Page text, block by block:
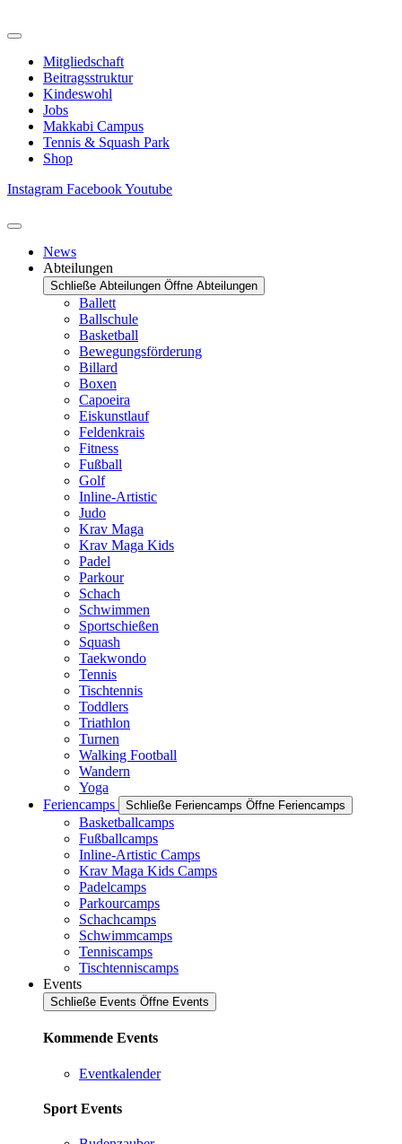
Inhalt
Mitgliedschaft
Beitragsstruktur
Kindeswohl
Jobs
Makkabi Campus
Tennis & Squash Park
Shop
Instagram FacebookYoutube
News
Abteilungen
Schließe Abteilungen Öffne Abteilungen
Ballett
Ballschule
Basketball
Bewegungsförderung
Billard
Boxen
Capoeira
Eiskunstlauf
Feldenkrais
Fitness
Fußball
Golf
Inline-Artistic
Judo
Krav Maga
Krav Maga Kids
Padel
Parkour
Schach
Schwimmen
Sportschießen
Squash
Taekwondo
Tennis
Tischtennis
Toddlers
Triathlon
Turnen
Walking Football
Wandern
Yoga
Feriencamps
Schließe Feriencamps Öffne Feriencamps
Basketballcamps
Fußballcamps
Inline-Artistic Camps
Krav Maga Kids Camps
Padelcamps
Parkourcamps
Schachcamps
Schwimmcamps
Tenniscamps
Tischtenniscamps
Events
Schließe Events Öffne Events
Kommende Events
Eventkalender
Sport Events